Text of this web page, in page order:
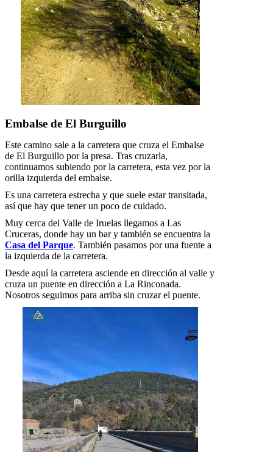
Embalse de El Burguillo
Este camino sale a la carretera que cruza el Embalse
de El Burguillo por la presa. Tras cruzarla,
continuamos subiendo por la carretera, esta vez por la
orilla izquierda del embalse.
Es una carretera estrecha y que suele estar transitada,
así que hay que tener un poco de cuidado.
Muy cerca del Valle de Iruelas llegamos a Las
Cruceras, donde hay un bar y también se encuentra la
Casa del Parque. También pasamos por una fuente a
la izquierda de la carretera.
Desde aquí la carretera asciende en dirección al valle y
cruza un puente en dirección a La Rinconada.
Nosotros seguimos para arriba sin cruzar el puente.